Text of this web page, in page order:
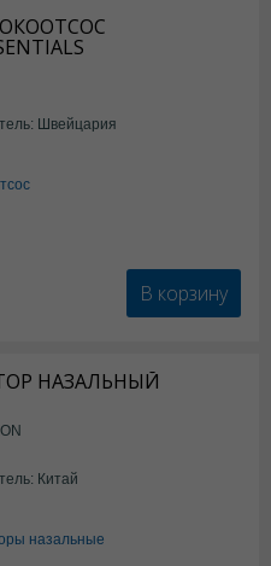
Швейцария
В корзину
НАЗАЛЬНЫЙ
Китай
назальные